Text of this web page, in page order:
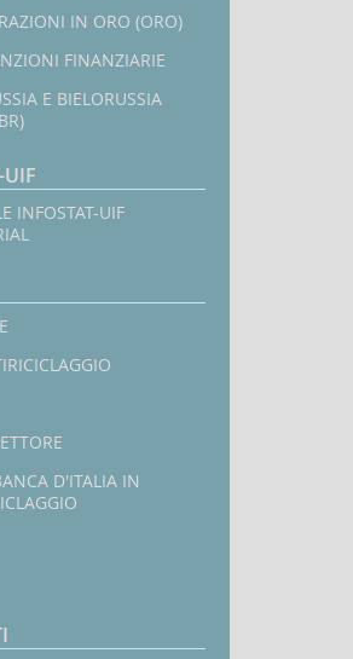
IN ORO (ORO)
FINANZIARIE
E BIELORUSSIA
UIF
INFOSTAT-UIF
D'ITALIA IN